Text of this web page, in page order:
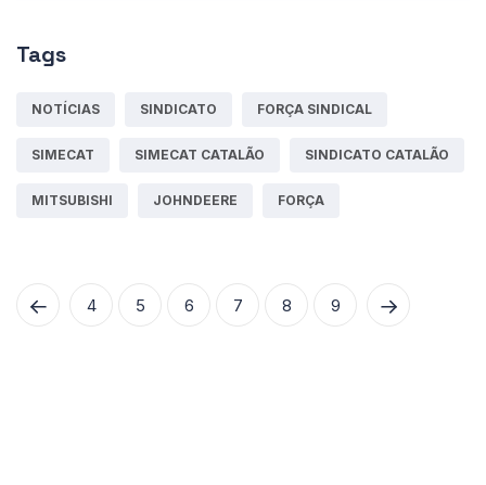
Tags
NOTÍCIAS SINDICATO FORÇA SINDICAL
SIMECAT SIMECAT CATALÃO SINDICATO CATALÃO
MITSUBISHI JOHNDEERE FORÇA
4 5 6 7 8 9